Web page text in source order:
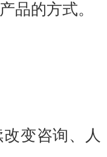
品的方式。
变咨询、人